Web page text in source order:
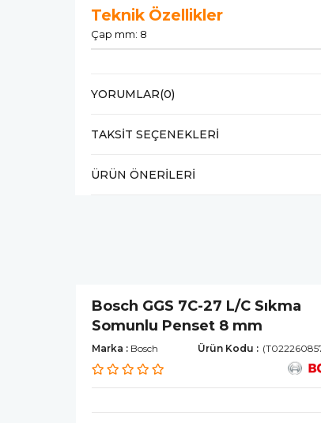
Teknik Özellikler
Çap mm: 8
YORUMLAR(0)
TAKSIT SEÇENEKLERI
ÜRÜN ÖNERILERI
Bosch GGS 7C-27 L/C Sıkma
Somunlu Penset 8 mm
Marka : Bosch